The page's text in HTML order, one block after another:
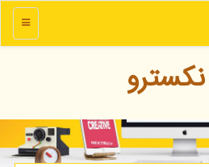
منو
نكسترو